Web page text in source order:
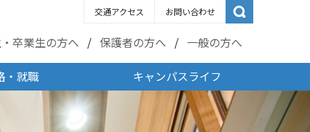
交通アクセス お問い合わせ
卒業生の方へ 保護者の方へ 一般の方へ
・就職 キャンパスライフ